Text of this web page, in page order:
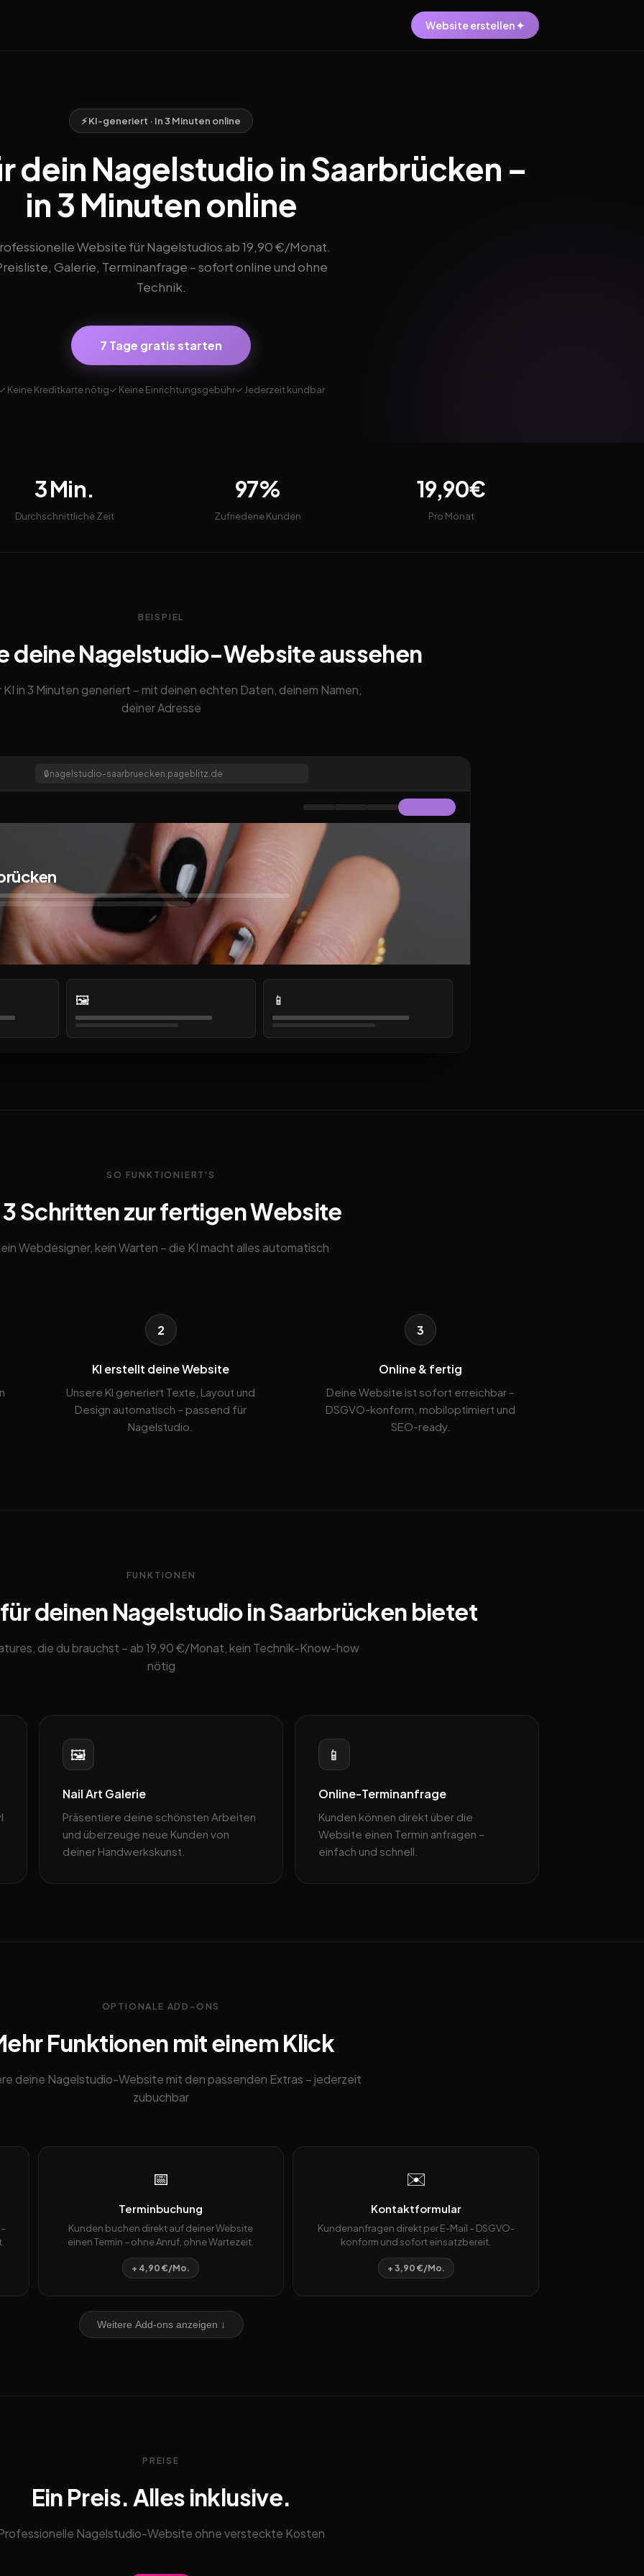
Website erstellen ✦
⚡ KI-generiert · In 3 Minuten online
dein Nagelstudio in Saarbrücken –
in 3 Minuten online
Website für Nagelstudios ab 19,90 €/Monat.
Galerie, Terminanfrage – sofort online und ohne
Technik.
7 Tage gratis starten
Keine Kreditkarte nötig✓ Keine Einrichtungsgebühr✓ Jederzeit kündbar
3 Min.
Durchschnittliche Zeit
97%
Zufriedene Kunden
19,90€
Pro Monat
BEISPIEL
deine Nagelstudio-Website aussehen
KI in 3 Minuten generiert – mit deinen echten Daten, deinem Namen,
deiner Adresse
🔒nagelstudio-saarbruecken.pageblitz.de
🖼️ 📱
SO FUNKTIONIERT'S
3 Schritten zur fertigen Website
Webdesigner, kein Warten – die KI macht alles automatisch
2
KI erstellt deine Website
Unsere KI generiert Texte, Layout und
Design automatisch – passend für
Nagelstudio.
3
Online & fertig
Deine Website ist sofort erreichbar –
DSGVO-konform, mobiloptimiert und
SEO-ready.
FUNKTIONEN
deinen Nagelstudio in Saarbrücken bietet
die du brauchst – ab 19,90 €/Monat, kein Technik-Know-how
nötig
🖼️
Nail Art Galerie
Präsentiere deine schönsten Arbeiten
und überzeuge neue Kunden von
deiner Handwerkskunst.
📱
Online-Terminanfrage
Kunden können direkt über die
Website einen Termin anfragen –
einfach und schnell.
OPTIONALE ADD-ONS
Funktionen mit einem Klick
deine Nagelstudio-Website mit den passenden Extras – jederzeit
zubuchbar
📅
Terminbuchung
Kunden buchen direkt auf deiner Website
einen Termin – ohne Anruf, ohne Wartezeit.
+ 4,90 €/Mo.
✉️
Kontaktformular
Kundenanfragen direkt per E-Mail – DSGVO-
konform und sofort einsatzbereit.
+ 3,90 €/Mo.
Weitere Add-ons anzeigen ↓
PREISE
Ein Preis. Alles inklusive.
Nagelstudio-Website ohne versteckte Kosten